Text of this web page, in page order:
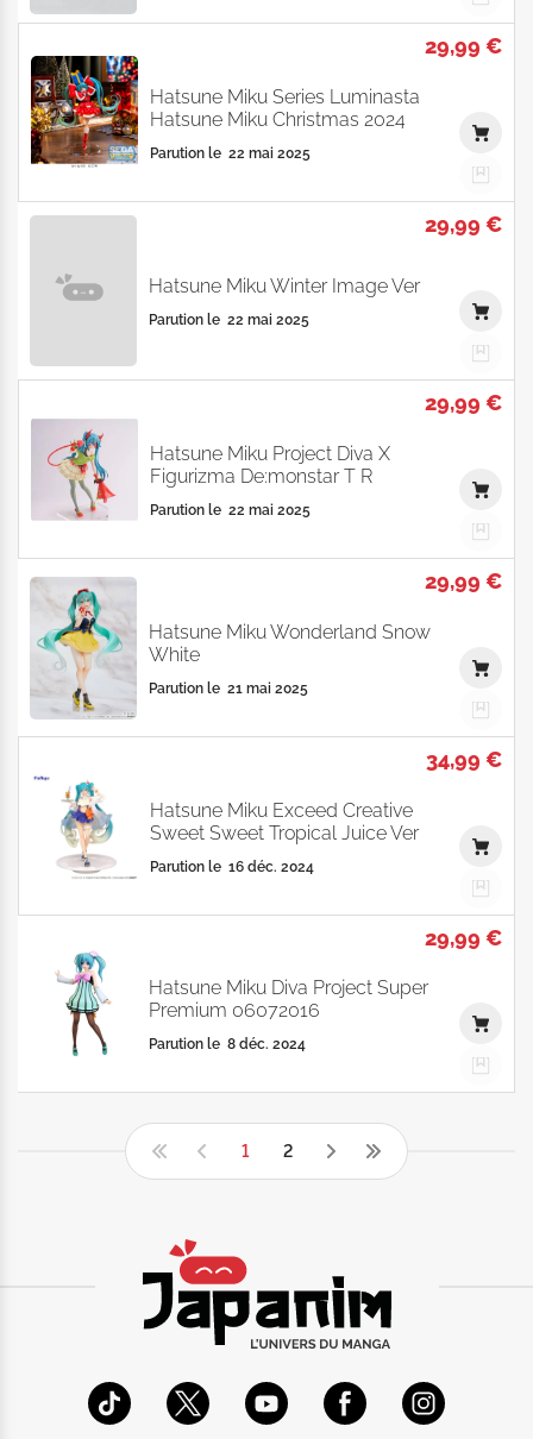
29,99 €
Hatsune Miku Series Luminasta
Hatsune Miku Christmas 2024
Parution le 22 mai 2025
29,99 €
Hatsune Miku Winter Image Ver
Parution le 22 mai 2025
29,99 €
Hatsune Miku Project Diva X
Figurizma De:monstar T R
Parution le 22 mai 2025
29,99 €
Hatsune Miku Wonderland Snow
White
Parution le 21 mai 2025
34,99 €
Hatsune Miku Exceed Creative
Sweet Sweet Tropical Juice Ver
Parution le 16 déc. 2024
29,99 €
Hatsune Miku Diva Project Super
Premium 06072016
Parution le 8 déc. 2024
1 2